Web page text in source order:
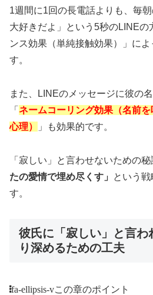
1週間に1回の長電話よりも、毎
大好きだよ」という5秒のLINEの
ンス効果（単純接触効果）
」に
す。
また、LINEのメッセージに彼の
「 ネームコーリング効果（名前を
心理）
」も効果的です。
「寂しい」と言わせないための秘
たの愛情で埋め尽くす」
という
す。
彼氏に「寂しい」と言わ
り深めるための工夫
fa-ellipsis-vこの章のポイント